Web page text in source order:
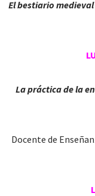
El bestiario
La práctica de la
Docente de